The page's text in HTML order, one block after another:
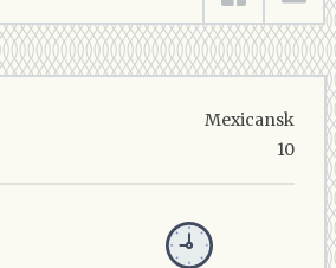
Mexicansk
10